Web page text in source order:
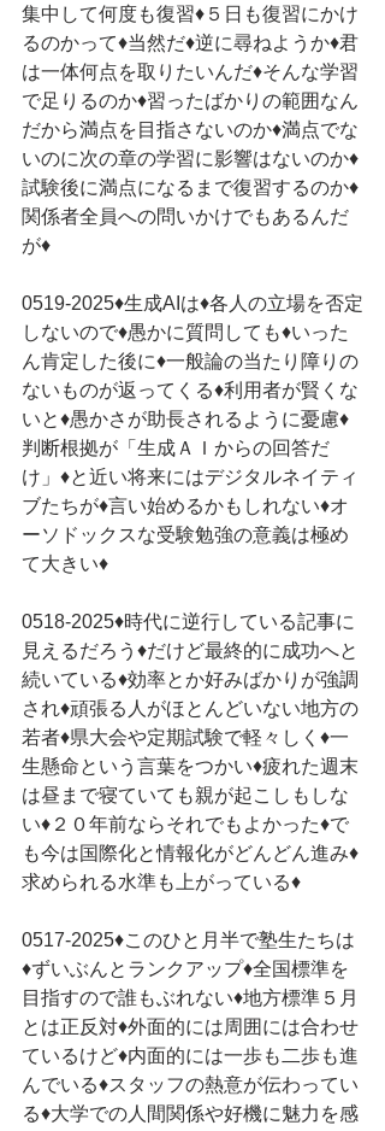
集中して何度も復習♦５日も復習にかけ
るのかって♦当然だ♦逆に尋ねようか♦君
は一体何点を取りたいんだ♦そんな学習
で足りるのか♦習ったばかりの範囲なん
だから満点を目指さないのか♦満点でな
いのに次の章の学習に影響はないのか♦
試験後に満点になるまで復習するのか♦
関係者全員への問いかけでもあるんだ
が♦
0519-2025♦生成AIは♦各人の立場を否定
しないので♦愚かに質問しても♦いった
ん肯定した後に♦一般論の当たり障りの
ないものが返ってくる♦利用者が賢くな
いと♦愚かさが助長されるように憂慮♦
判断根拠が「生成ＡＩからの回答だ
け」♦と近い将来にはデジタルネイティ
ブたちが♦言い始めるかもしれない♦オ
ーソドックスな受験勉強の意義は極め
て大きい♦
0518-2025♦時代に逆行している記事に
見えるだろう♦だけど最終的に成功へと
続いている♦効率とか好みばかりが強調
され♦頑張る人がほとんどいない地方の
若者♦県大会や定期試験で軽々しく♦一
生懸命という言葉をつかい♦疲れた週末
は昼まで寝ていても親が起こしもしな
い♦２０年前ならそれでもよかった♦で
も今は国際化と情報化がどんどん進み♦
求められる水準も上がっている♦
0517-2025♦このひと月半で塾生たちは
♦ずいぶんとランクアップ♦全国標準を
目指すので誰もぶれない♦地方標準５月
とは正反対♦外面的には周囲には合わせ
ているけど♦内面的には一歩も二歩も進
んでいる♦スタッフの熱意が伝わってい
る♦大学での人間関係や好機に魅力を感